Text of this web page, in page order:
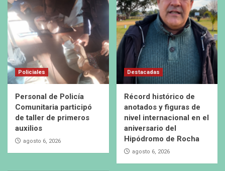
Policiales
Personal de Policía
Comunitaria participó
de taller de primeros
auxilios
agosto 6, 2026
Destacadas
Récord histórico de
anotados y figuras de
nivel internacional en el
aniversario del
Hipódromo de Rocha
agosto 6, 2026